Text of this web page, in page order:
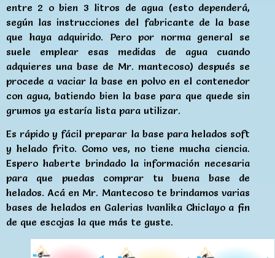
entre 2 o bien 3 litros de agua (esto dependerá,
según las instrucciones del fabricante de la base
que haya adquirido. Pero por norma general se
suele emplear esas medidas de agua cuando
adquieres una base de Mr. mantecoso) después se
procede a vaciar la base en polvo en el contenedor
con agua, batiendo bien la base para que quede sin
grumos ya estaría lista para utilizar.
Es rápido y fácil preparar la base para helados soft
y helado frito. Como ves, no tiene mucha ciencia.
Espero haberte brindado la información necesaria
para que puedas comprar tu buena base de
helados. Acá en Mr. Mantecoso te brindamos varias
bases de helados en Galerias Ivanlika Chiclayo a fin
de que escojas la que más te guste.